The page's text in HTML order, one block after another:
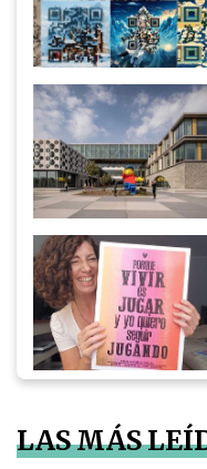
LAS MÁS